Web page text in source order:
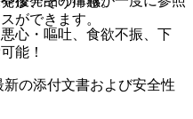
心・嘔吐、食欲不振、下
ができます。
能！
の添付文書および安全性